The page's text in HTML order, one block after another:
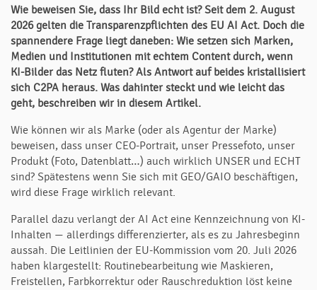
Wie beweisen Sie, dass Ihr Bild echt ist? Seit dem 2. August
2026 gelten die Transparenzpflichten des EU AI Act. Doch die
spannendere Frage liegt daneben: Wie setzen sich Marken,
Medien und Institutionen mit echtem Content durch, wenn
KI-Bilder das Netz fluten? Als Antwort auf beides kristallisiert
sich C2PA heraus. Was dahinter steckt und wie leicht das
geht, beschreiben wir in diesem Artikel.
Wie können wir als Marke (oder als Agentur der Marke)
beweisen, dass unser CEO-Portrait, unser Pressefoto, unser
Produkt (Foto, Datenblatt…) auch wirklich UNSER und ECHT
sind? Spätestens wenn Sie sich mit GEO/GAIO beschäftigen,
wird diese Frage wirklich relevant.
Parallel dazu verlangt der AI Act eine Kennzeichnung von KI-
Inhalten — allerdings differenzierter, als es zu Jahresbeginn
aussah. Die Leitlinien der EU-Kommission vom 20. Juli 2026
haben klargestellt: Routinebearbeitung wie Maskieren,
Freistellen, Farbkorrektur oder Rauschreduktion löst keine